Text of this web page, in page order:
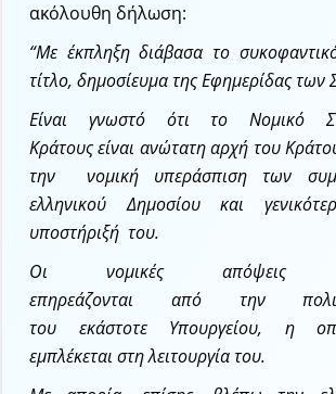
ακόλουθη δήλωση:
“Με έκπληξη διάβασα το
τίτλο, δημοσίευμα της Εφημερίδας των
Είναι γνωστό ότι το Νομικό
Κράτους είναι ανώτατη αρχή του
την νομική υπεράσπιση των
ελληνικού Δημοσίου και
υποστήριξή του.
Οι νομικές
επηρεάζονται από την
του εκάστοτε Υπουργείου, η
εμπλέκεται στη λειτουργία του.